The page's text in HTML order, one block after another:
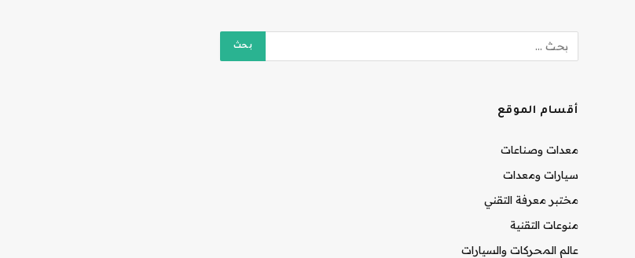
أقسام الموقع
معدات وصناعات
سيارات ومعدات
مختبر معرفة التقني
منوعات التقنية
عالم المحركات والسيارات